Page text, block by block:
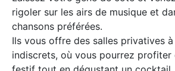
rigoler sur les airs de musique et
chansons préférées.
Ils vous offre des salles privatives à
indiscrets, où vous pourrez